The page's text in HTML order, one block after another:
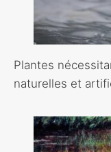
Plantes
naturelles et